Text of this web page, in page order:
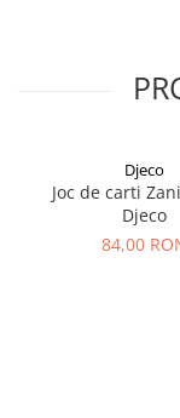
Djeco
Joc de carti
Djeco
84,00